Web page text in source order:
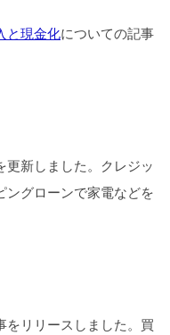
と現金化についての記事
更新しました。クレジッ
ングローンで家電などを
をリリースしました。買